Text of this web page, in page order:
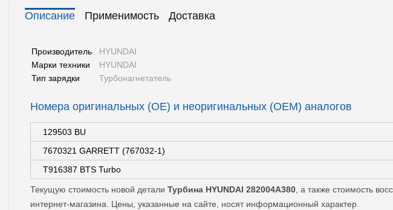
Описание Применимость Доставка
Производитель
HYUNDAI
Марки техники
HYUNDAI
Тип зарядки
Турбонагнетатель
Номера оригинальных (OE) и неоригинальных (OEM) аналогов
129503 BU
7670321 GARRETT (767032-1)
T916387 BTS Turbo
Текущую стоимость новой детали Турбина HYUNDAI 282004A380 , а также стоимость
интернет-магазина. Цены, указанные на сайте, носят информационный характер.